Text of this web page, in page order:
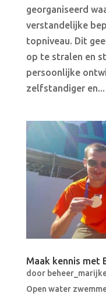
georganiseerd
verstandelijke
topniveau. Dit
op te stralen en
persoonlijke
zelfstandiger en...
Maak kennis met
door
Open water